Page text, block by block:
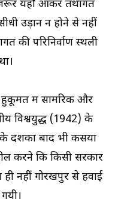
यहाँ आकर तथागत
उड़ान न होने से नहीं
की परिनिर्वाण स्थली
हुकूमत में सामरिक और
विश्वयुद्ध (1942) के
के दशकों बाद भी कसया
करने कि किसी सरकार
ही नहीं गोरखपुर से हवाई